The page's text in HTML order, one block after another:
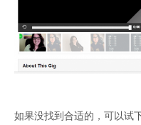
如果没找到合适的，可以试